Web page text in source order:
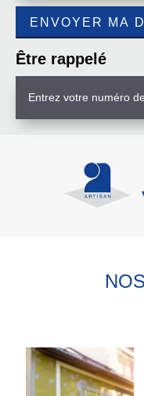
Être rappelé